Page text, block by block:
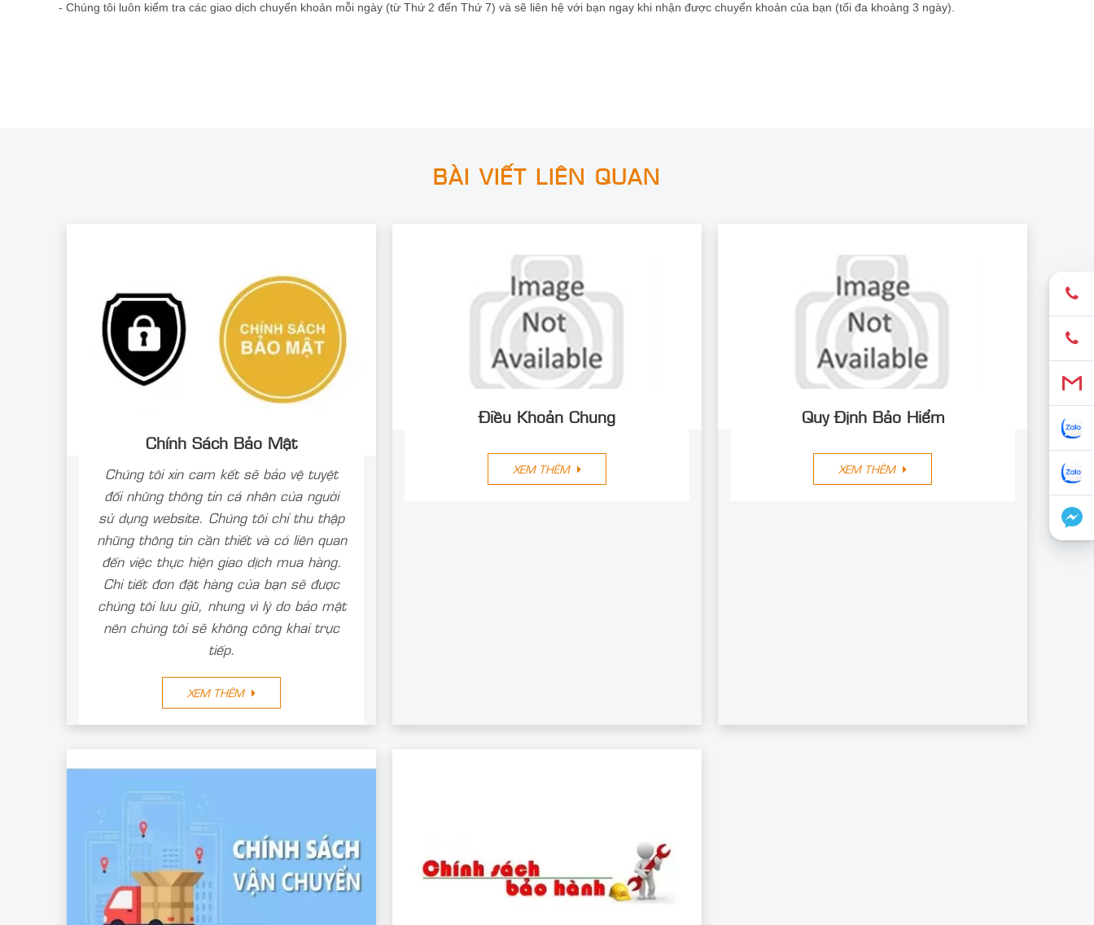
- Chúng tôi luôn kiểm tra các giao dịch chuyển khoản mỗi ngày (từ Thứ 2 đến Thứ 7) và sẽ liên hệ với bạn ngay khi nhận được chuyển khoản của bạn (tối đa khoảng 3 ngày).
BÀI VIẾT LIÊN QUAN
Chính Sách Bảo Mật
Chúng tôi xin cam kết sẽ bảo vệ tuyệt
đối những thông tin cá nhân của người
sử dụng website. Chúng tôi chỉ thu thập
những thông tin cần thiết và có liên quan
đến việc thực hiện giao dịch mua hàng.
Chi tiết đơn đặt hàng của bạn sẽ được
chúng tôi lưu giữ, nhưng vì lý do bảo mật
nên chúng tôi sẽ không công khai trực
tiếp.
XEM THÊM
Điều Khoản Chung
XEM THÊM
Quy Định Bảo Hiểm
XEM THÊM